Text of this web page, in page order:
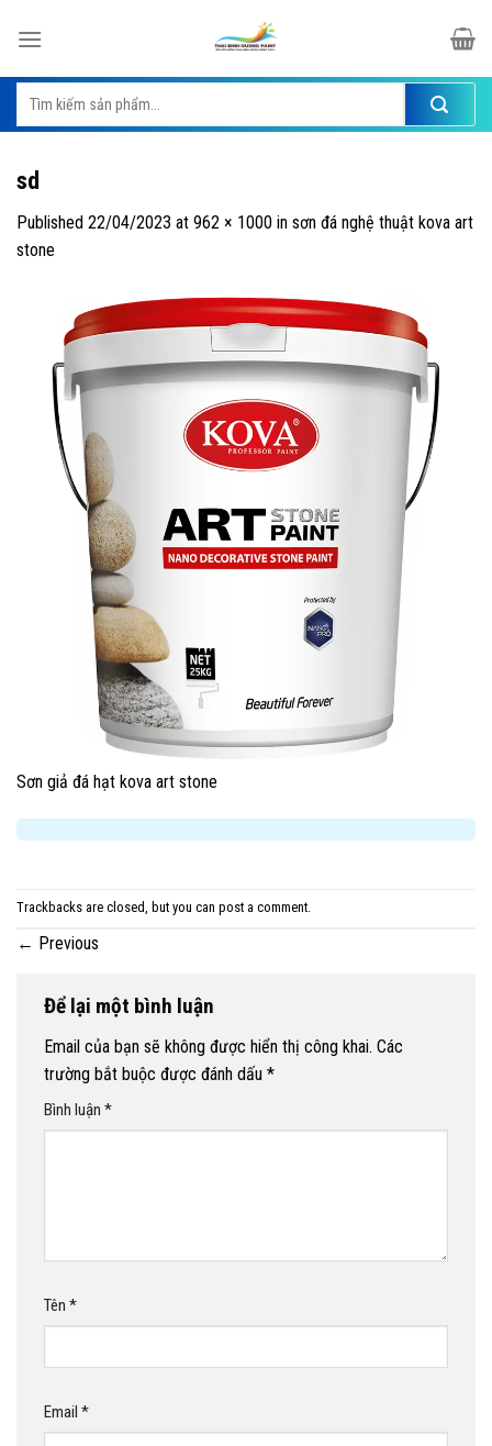
Tìm
kiếm:
sd
Published 22/04/2023 at 962 × 1000 in sơn đá nghệ thuật kova art
stone
Sơn giả đá hạt kova art stone
Trackbacks are closed, but you can post a comment.
← Previous
Để lại một bình luận
Email của bạn sẽ không được hiển thị công khai. Các
trường bắt buộc được đánh dấu *
Bình luận *
Tên *
Email *